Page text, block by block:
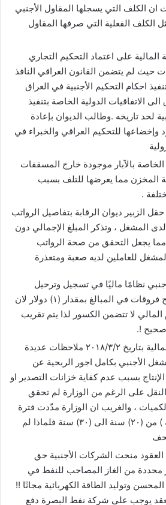
الكلف التي يسجلها المقاول الأجنبي
الكلف الفعلية التي صرفها المقاول
المالية على اعتماد التحكيم التجاري
حيث لم يتضمن القانون العراقي النافذ
احكام التحكيم الأجنبية في العراق
الاتفاقيات الدولية الخاصة بتنفيذ
لحد تاريخه .وطالب الديوان بإعادة
للتحكيم العراقي والخبراء في
بالآبار موجودة خارج المسقفات
المخزن مما يعرضها للتلف بسبب
.
الزبير ديوان الرقابة بتفاصيل الرواتب
المشغل ، وتذكر المبلغ الإجمالي دون
مما يجعل التحقق من صحة الرواتب
للعاملين لديه صعبة ومتعذرة
نظامًا ماليًا في تسجيل وترحيل
العمليات المالية ينتج فروقات في المبالغ بمقدار (١) دولار لان
لا تتضمن الكسور لذا يتم تقريب
صحيح !.
يذكر تقرير الرقابة المالية بتاريخ ٢٠١٨/٣/٢ ملاحظات عديدة
الأجنبي بكامل اجور الربحية عن
بسبب عدم كفاية خزانات التصدير او
على الرغم من الوزارة لم تحقق
، والغريب ان الوزارة مدّدت فترة
العقد (حقل الحلفاية ) من (٢٠) سنة الى (٣٠) سنة فلماذا لم
العقود منحت الشركات الأجنبية حق
محددة من الغاز المصاحب للنفط في
وتوليد الطاقة الكهربائية مجانًا !!
يوجب على شركة نفط البصرة دفع